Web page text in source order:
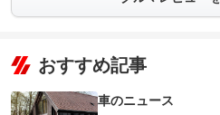
おすすめ記事
車のニュース